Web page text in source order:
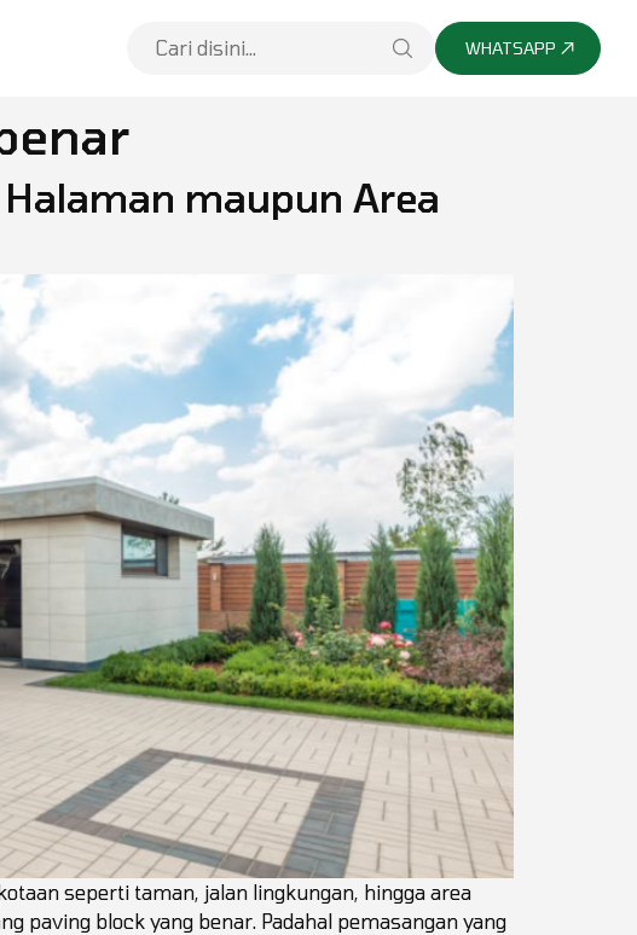
WHATSAPP
maupun Area
seperti taman, jalan lingkungan, hingga area
paving block yang benar. Padahal pemasangan yang